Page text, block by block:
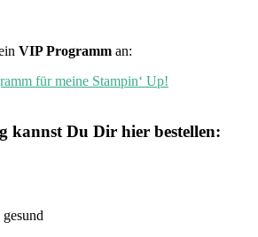
VIP Programm an:
für meine Stampin‘ Up!
kannst Du Dir hier bestellen: